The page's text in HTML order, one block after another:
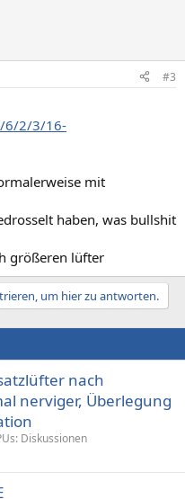
#3
6/2/3/16-
mit
haben, was bullshit
größeren lüfter
um hier zu antworten.
nach
nerviger, Überlegung
Diskussionen